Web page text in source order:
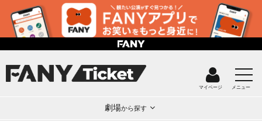
マイページ メニュー
劇場から探す